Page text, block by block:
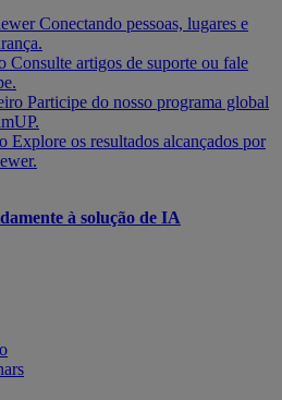
Conectando pessoas, lugares e
Consulte artigos de suporte ou fale
Participe do nosso programa global
Explore os resultados alcançados por
à solução de IA